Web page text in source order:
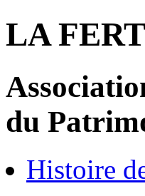
LA
A
du P
Histoire